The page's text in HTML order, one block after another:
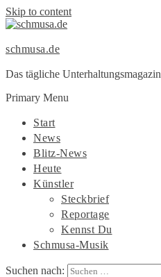
Skip to content
schmusa.de
Das tägliche Unterhaltungsmagazin
Primary Menu
Start
News
Blitz-News
Heute
Künstler
Steckbrief
Reportage
Kennst Du
Schmusa-Musik
Suchen nach: